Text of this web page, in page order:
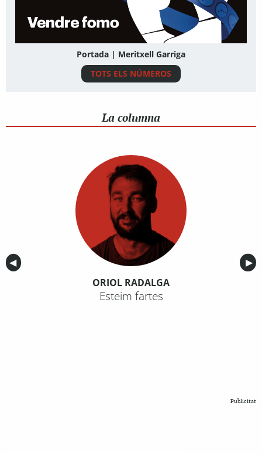
Portada | Meritxell Garriga
TOTS ELS NÚMEROS
La columna
Anterior
◀︎ ▶︎
ORIOL RADALGA
Esteim fartes
Publicitat